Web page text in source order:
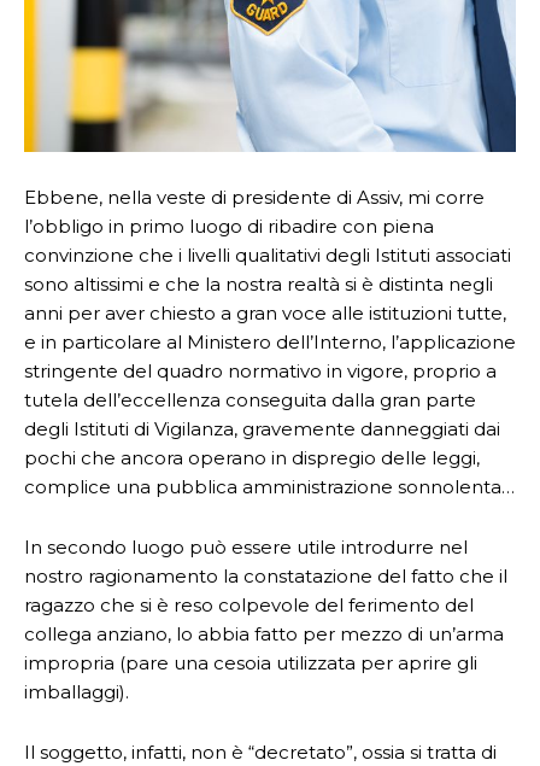
Ebbene, nella veste di presidente di Assiv, mi corre
l’obbligo in primo luogo di ribadire con piena
convinzione che i livelli qualitativi degli Istituti associati
sono altissimi e che la nostra realtà si è distinta negli
anni per aver chiesto a gran voce alle istituzioni tutte,
e in particolare al Ministero dell’Interno, l’applicazione
stringente del quadro normativo in vigore, proprio a
tutela dell’eccellenza conseguita dalla gran parte
degli Istituti di Vigilanza, gravemente danneggiati dai
pochi che ancora operano in dispregio delle leggi,
complice una pubblica amministrazione sonnolenta…
In secondo luogo può essere utile introdurre nel
nostro ragionamento la constatazione del fatto che il
ragazzo che si è reso colpevole del ferimento del
collega anziano, lo abbia fatto per mezzo di un’arma
impropria (pare una cesoia utilizzata per aprire gli
imballaggi).
Il soggetto, infatti, non è “decretato”, ossia si tratta di